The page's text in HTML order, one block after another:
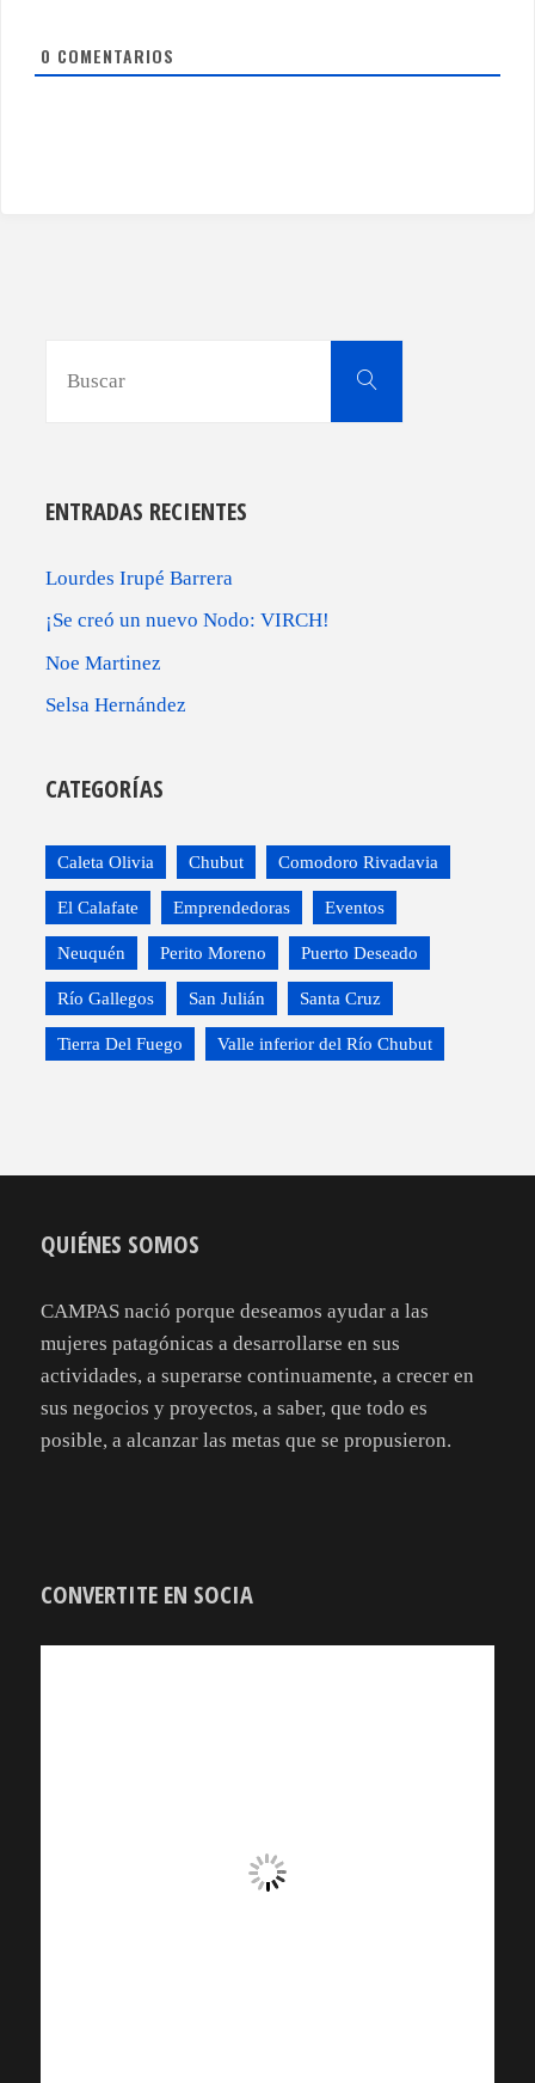
0 COMENTARIOS
Buscar
ENTRADAS RECIENTES
Lourdes Irupé Barrera
¡Se creó un nuevo Nodo: VIRCH!
Noe Martinez
Selsa Hernández
CATEGORÍAS
Caleta Olivia Chubut Comodoro Rivadavia
El Calafate Emprendedoras Eventos
Neuquén Perito Moreno Puerto Deseado
Río Gallegos San Julián Santa Cruz
Tierra Del Fuego Valle inferior del Río Chubut
QUIÉNES SOMOS
CAMPAS nació porque deseamos ayudar a las
mujeres patagónicas a desarrollarse en sus
actividades, a superarse continuamente, a crecer en
sus negocios y proyectos, a saber, que todo es
posible, a alcanzar las metas que se propusieron.
CONVERTITE EN SOCIA